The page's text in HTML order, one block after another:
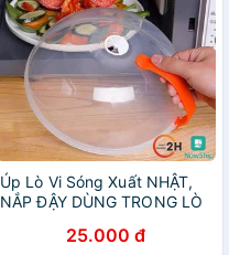
Úp Lò Vi Sóng Xuất NHẬT,
NẮP ĐẬY DÙNG TRONG LÒ
Lò Vi Sóng Khi Hâm
25.000 đ